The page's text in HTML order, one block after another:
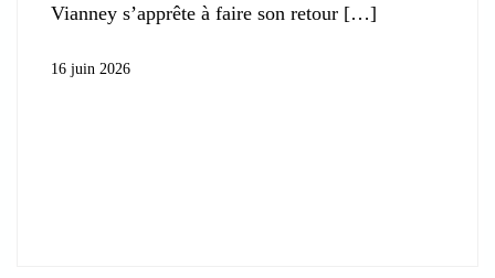
Vianney s’apprête à faire son retour
16 juin 2026